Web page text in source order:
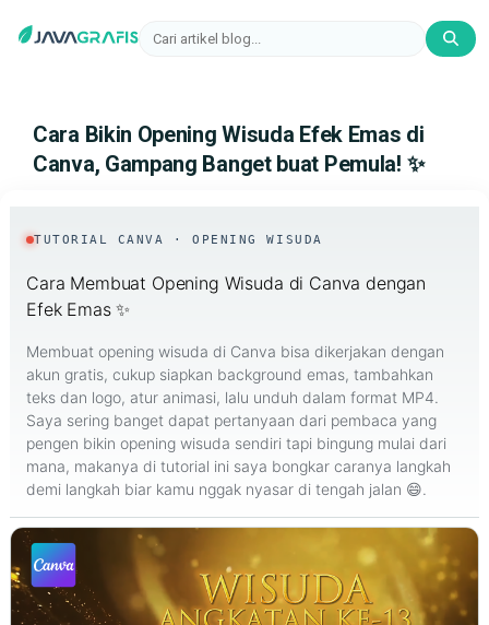
Cara Bikin Opening Wisuda Efek Emas di
Canva, Gampang Banget buat Pemula! ✨
Cara
Bikin
Opening
Wisuda
Efek
Emas
di
Canva,
Gampang
TUTORIAL CANVA · OPENING WISUDA
Cara Membuat Opening Wisuda di Canva dengan
Efek Emas ✨
Membuat opening wisuda di Canva bisa dikerjakan dengan
akun gratis, cukup siapkan background emas, tambahkan
teks dan logo, atur animasi, lalu unduh dalam format MP4.
Saya sering banget dapat pertanyaan dari pembaca yang
pengen bikin opening wisuda sendiri tapi bingung mulai dari
mana, makanya di tutorial ini saya bongkar caranya langkah
demi langkah biar kamu nggak nyasar di tengah jalan 😄.